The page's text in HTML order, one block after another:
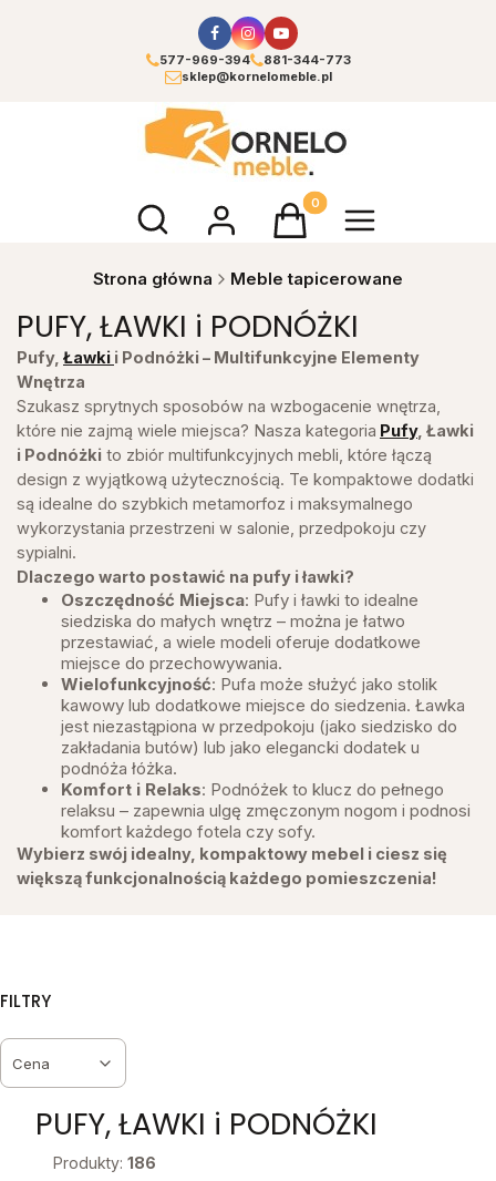
577-969-394
881-344-773
sklep@kornelomeble.pl
Otwórz wyszukiwarkęProdukty w koszyku: 0.
Strona główna Meble tapicerowane
PUFY, ŁAWKI i PODNÓŻKI
Pufy, Ławki i Podnóżki – Multifunkcyjne Elementy
Wnętrza
Szukasz sprytnych sposobów na wzbogacenie wnętrza,
które nie zajmą wiele miejsca? Nasza kategoria Pufy, Ławki
i Podnóżki to zbiór multifunkcyjnych mebli, które łączą
design z wyjątkową użytecznością. Te kompaktowe dodatki
są idealne do szybkich metamorfoz i maksymalnego
wykorzystania przestrzeni w salonie, przedpokoju czy
sypialni.
Dlaczego warto postawić na pufy i ławki?
Oszczędność Miejsca: Pufy i ławki to idealne
siedziska do małych wnętrz – można je łatwo
przestawiać, a wiele modeli oferuje dodatkowe
miejsce do przechowywania.
Wielofunkcyjność: Pufa może służyć jako stolik
kawowy lub dodatkowe miejsce do siedzenia. Ławka
jest niezastąpiona w przedpokoju (jako siedzisko do
zakładania butów) lub jako elegancki dodatek u
podnóża łóżka.
Komfort i Relaks: Podnóżek to klucz do pełnego
relaksu – zapewnia ulgę zmęczonym nogom i podnosi
komfort każdego fotela czy sofy.
Wybierz swój idealny, kompaktowy mebel i ciesz się
większą funkcjonalnością każdego pomieszczenia!
FILTRY
Cena
Koniec filtrów
PUFY, ŁAWKI i PODNÓŻKI
Produkty: 186